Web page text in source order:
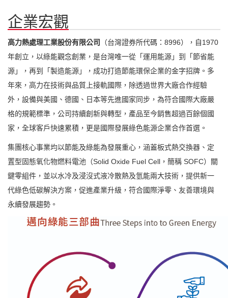
企業宏觀
高力熱處理工業股份有限公司
（台灣證券所代碼：8996），自1970
年創立，以綠能觀念創業，是台灣唯一從「運用能源」到「節省能
源」，再到「製造能源」，成功打造節能環保企業的金字招牌。多
年來，高力在技術與品質上接軌國際，除透過世界大廠合作經驗
外，設備與美國、德國、日本等先進國家同步，為符合國際大廠嚴
格的規範標準，公司持續創新與轉型，產品至今銷售超過百餘個國
家，全球客戶快速累積，更是國際發展綠色能源企業合作首選。
集團核心事業均以節能及綠能為發展重心，涵蓋板式熱交換器、定
置型固態氧化物燃料電池（Solid Oxide Fuel Cell，簡稱 SOFC）關
鍵零組件，並以水冷及浸沒式液冷散熱及氫能兩大技術，提供新一
代綠色低碳解決方案，促進產業升級，符合國際淨零、友善環境與
永續發展趨勢。